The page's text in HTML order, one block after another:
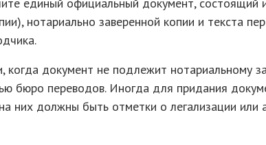
нотариально заверенной копии и текста
когда документ не подлежит нотариальному
бюро переводов. Иногда для придания
них должны быть отметки о легализации или